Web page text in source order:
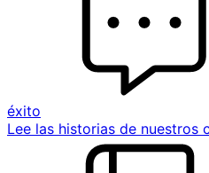
éxito
Lee las historias de nuestros